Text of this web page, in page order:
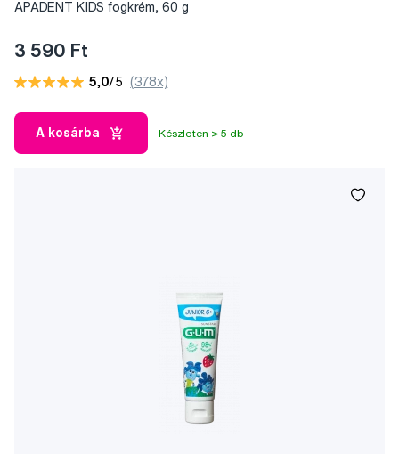
APADENT KIDS fogkrém, 60 g
3 590 Ft
5,0/5 (378x)
A kosárba Készleten > 5 db